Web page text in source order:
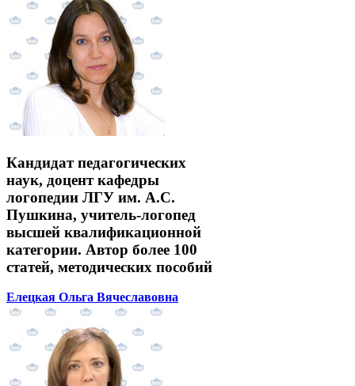
Кандидат педагогических
наук, доцент кафедры
логопедии ЛГУ им. А.С.
Пушкина, учитель-логопед
высшей квалификационной
категории. Автор более 100
статей, методических пособий
Елецкая Ольга Вячеславовна